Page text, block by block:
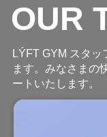
OUR
LÝFT GYM スタッ
ます。みなさまの
ートいたします。